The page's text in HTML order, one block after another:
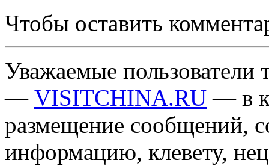
Чтобы оставить
Уважаемые пользователи
— VISITCHINA.RU — в
размещение сообщений,
информацию, клевету,